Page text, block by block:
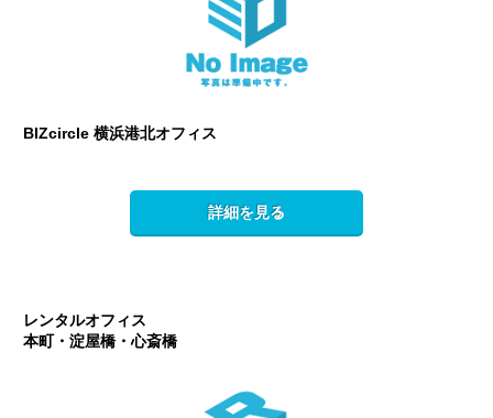
BIZcircle 横浜港北オフィス
詳細を見る
レンタルオフィス
本町・淀屋橋・心斎橋